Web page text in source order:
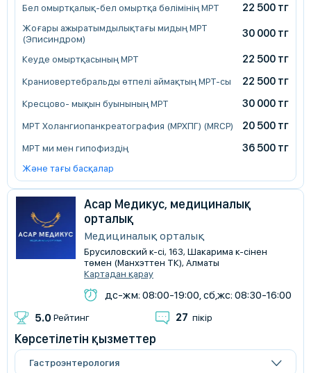
Бел омыртқалық-бел омыртқа бөлімінің МРТ 22 500 тг
Жоғары ажыратымдылықтағы мидың МРТ
(Эписиндром)
30 000 тг
Кеуде омыртқасының МРТ 22 500 тг
Краниовертебральды өтпелі аймақтың МРТ-сы 22 500 тг
Кресцово- мықын буынының МРТ 30 000 тг
МРТ Холангиопанкреатография (МРХПГ) (MRCP) 20 500 тг
МРТ ми мен гипофиздің 36 500 тг
Және тағы басқалар
Асар Медикус, медициналық
орталық
Медициналық орталық
Брусиловский к-сі, 163, Шакарима к-сінен
төмен (Манхэттен ТК), Алматы
Картадан қарау
дс-жм: 08:00-19:00, сб,жс: 08:30-16:00
5.0 Рейтинг 27 пікір
Көрсетілетін қызметтер
Гастроэнтерология